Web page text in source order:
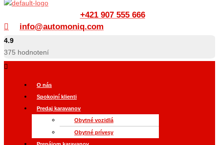
+421 907 555 666
info@automoniq.com
4.9
375 hodnotení
O nás
Spokojní klienti
Predaj karavanov
Obytné vozidlá
Obytné prívesy